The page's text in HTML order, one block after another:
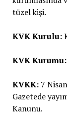
tüzel kişi.
KVK Kurulu:
KVK Kurumu:
KVKK: 7
Gazetede
Kanunu.